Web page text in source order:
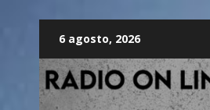
content
6 agosto, 2026